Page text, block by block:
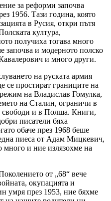
за реформи започва
1956. Тази година, която
в Русия, откри пътя
култура,
получиха тогава много
започва и модерното полско
и много други.
на руската армия
се простират границите на
на Владислав Гомулка,
на Сталин, ограничи в
свободи и в Полша. Книги,
писатели бяха
обаче през 1968 беше
пиеса от Адам Мицкевич,
много и ние излязохме на
от „68“ вече
окупацията и
умря през 1953, ние бяхме